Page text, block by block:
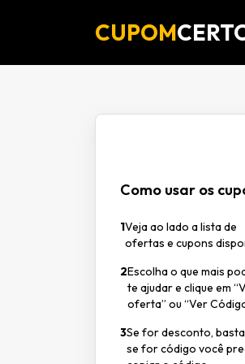
CUPOM
Como usar os
1Veja ao lado a lista de
ofertas e cupons
2Escolha o que mais
te ajudar e clique em
oferta” ou “Ver
3Se for desconto,
se for código você